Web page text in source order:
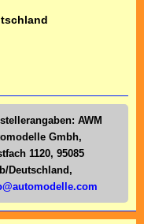
AWM
Gmbh,
1120, 95085
Deutschl and,